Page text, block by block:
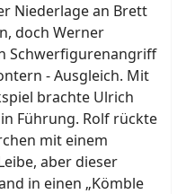
Niederlage an Brett
doch Werner
Schwerfigurenangriff
- Ausgleich. Mit
brachte Ulrich
Führung. Rolf rückte
mit einem
aber dieser
in einen „Kömble